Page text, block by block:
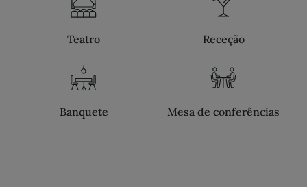
Teatro Receção
Banquete Mesa de conferências